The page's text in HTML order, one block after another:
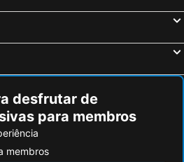
desfrutar de
para membros
membros